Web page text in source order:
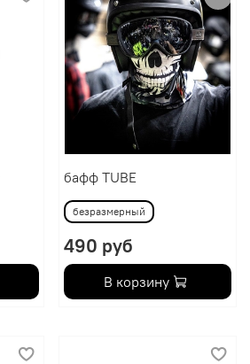
бафф TUBE
безразмерный
490 руб
В корзину